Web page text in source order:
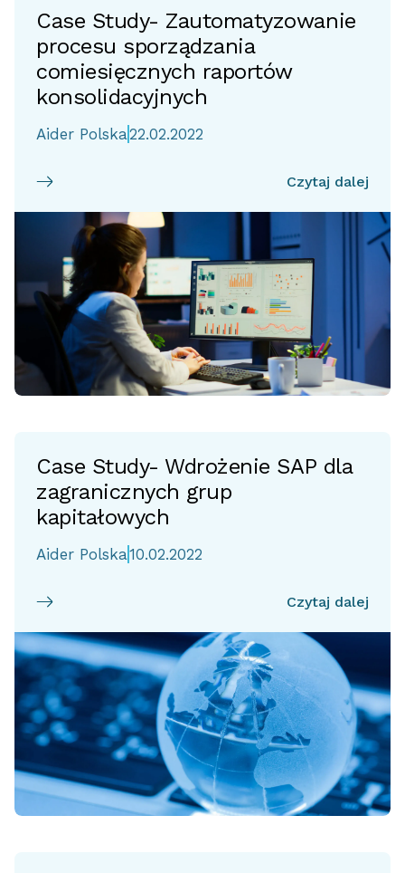
Case Study- Zautomatyzowanie
procesu sporządzania
comiesięcznych raportów
konsolidacyjnych
Aider Polska22.02.2022
Czytaj dalej
Case Study- Wdrożenie SAP dla
zagranicznych grup
kapitałowych
Aider Polska10.02.2022
Czytaj dalej